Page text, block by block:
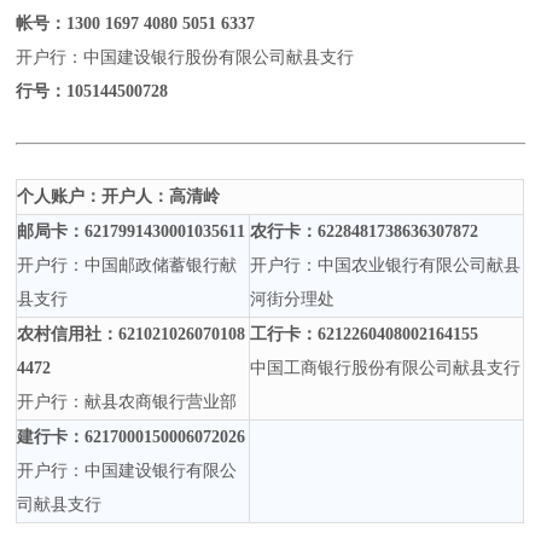
帐号： 1300 1697 4080 5051 6337
开户行：中国建设银行股份有限公司献县支行
行号： 105144500728
个人账户：开户人：高清岭
邮局卡：6217991430001035611
开户行：中国邮政储蓄银行献
县支行
农行卡：6228481738636307872
开户行：中国农业银行有限公司献县
河街分理处
农村信用社：621021026070108
4472
开户行：献县农商银行营业部
工行卡：6212260408002164155
中国工商银行股份有限公司献县支行
建行卡：6217000150006072026
开户行：中国建设银行有限公
司献县支行